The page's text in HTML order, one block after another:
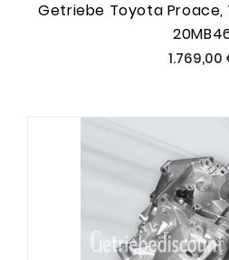
Getriebe Toyota Proace,
1.769,00